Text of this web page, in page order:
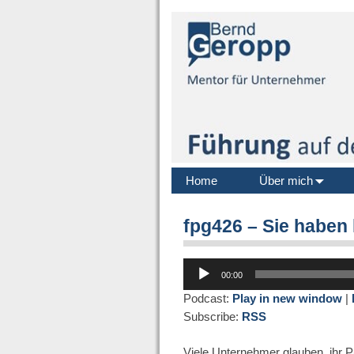
Home Über mich
fpg426 – Sie
Audio-
Player
00:00
Podcast: Play in new window|
Subscribe: RSS